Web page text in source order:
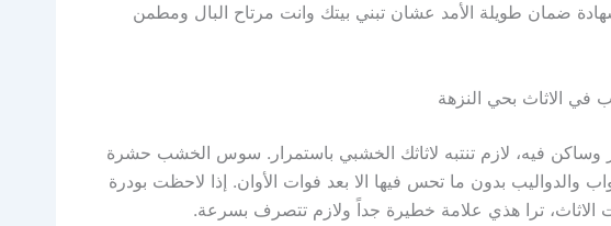
ضمان طويلة الأمد عشان تبني بيتك وانت مرتاح البال ومطمن
الاثاث بحي النزهة
وساكن فيه، لازم تنتبه لاثاثك الخشبي باستمرار. سوس الخشب حشرة
والدواليب بدون ما تحس فيها الا بعد فوات الأوان. إذا لاحظت بودرة
ترا هذي علامة خطيرة جداً ولازم تتصرف بسرعة.